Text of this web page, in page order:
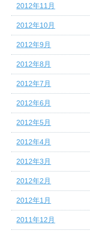
2012年11月
2012年10月
2012年9月
2012年8月
2012年7月
2012年6月
2012年5月
2012年4月
2012年3月
2012年2月
2012年1月
2011年12月